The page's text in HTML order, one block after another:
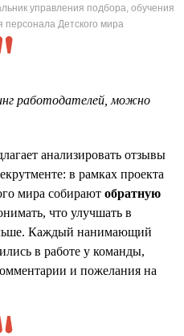
управления подбора, обучения
персонала Детского мира
работодателей, можно
анализировать отзывы
в рамках проекта
мира собирают обратную
что улучшать в
Каждый нанимающий
в работе у команды,
и пожелания на